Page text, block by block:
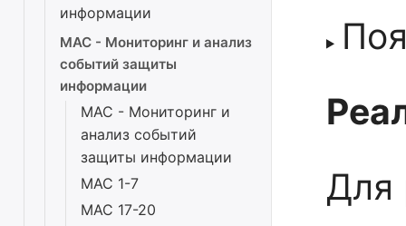
информации
МАС - Мониторинг и анализ
событий защиты
информации
МАС - Мониторинг и
анализ событий
защиты информации
МАС 1-7
МАС 17-20
Для